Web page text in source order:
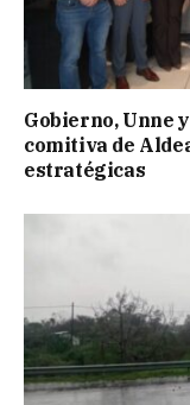
Gobierno, Unne
comitiva de
estratégicas